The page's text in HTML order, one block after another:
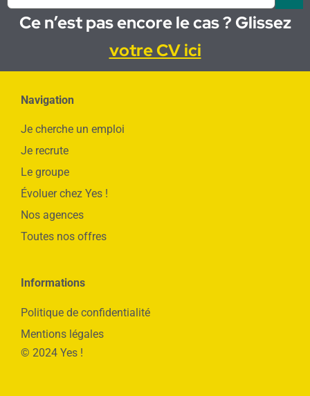
Ce n’est pas encore le cas ? Glissez
votre CV ici
Navigation
Je cherche un emploi
Je recrute
Le groupe
Évoluer chez Yes !
Nos agences
Toutes nos offres
Informations
Politique de confidentialité
Mentions légales
© 2024 Yes !